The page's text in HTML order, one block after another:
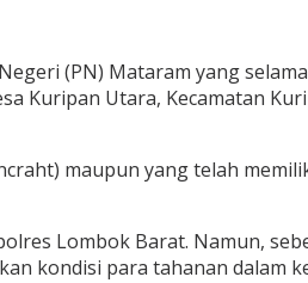
(PN) Mataram yang
Kuripan Utara, Kecamatan
maupun yang telah
Lombok Barat. Namun,
kondisi para tahanan dalam